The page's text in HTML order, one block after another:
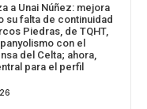
a Unai Núñez: mejora
su falta de continuidad
Piedras, de TQHT,
con el
del Celta; ahora,
para el perfil